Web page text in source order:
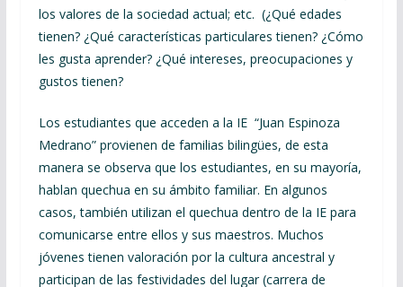
los valores de la sociedad actual; etc. (¿Qué edades
tienen? ¿Qué características particulares tienen? ¿Cómo
les gusta aprender? ¿Qué intereses, preocupaciones y
gustos tienen?
Los estudiantes que acceden a la IE “Juan Espinoza
Medrano” provienen de familias bilingües, de esta
manera se observa que los estudiantes, en su mayoría,
hablan quechua en su ámbito familiar. En algunos
casos, también utilizan el quechua dentro de la IE para
comunicarse entre ellos y sus maestros. Muchos
jóvenes tienen valoración por la cultura ancestral y
participan de las festividades del lugar (carrera de